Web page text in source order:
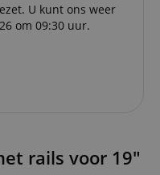
U kunt ons weer
om 09:30 uur.
rails voor 19"